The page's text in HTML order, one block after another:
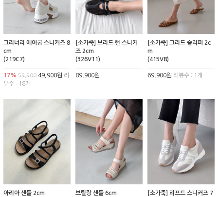
그리너리 에어굽 스니커즈 8
cm
(219C7)
17% 59,900 49,900원 리
뷰수 : 18개
[소가죽] 브리드 런 스니커
즈 2cm
(326V11)
89,900원
[소가죽] 그리드 슬리퍼 2c
m
(415V8)
69,900원 리뷰수 : 1개
아리아 샌들 2cm
브릴랑 샌들 6cm
[소가죽] 리프트 스니커즈 7